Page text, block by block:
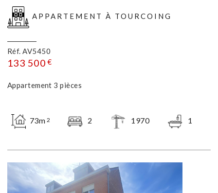
APPARTEMENT À TOURCOING
Réf. AV5450
133 500 €
Appartement 3 pièces
73m 2 2 1970 1